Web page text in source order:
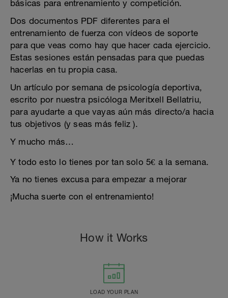
básicas para entrenamiento y competición.
Dos documentos PDF diferentes para el
entrenamiento de fuerza con vídeos de soporte
para que veas como hay que hacer cada ejercicio.
Estas sesiones están pensadas para que puedas
hacerlas en tu propia casa.
Un artículo por semana de psicología deportiva,
escrito por nuestra psicóloga Meritxell Bellatriu,
para ayudarte a que vayas aún más directo/a hacia
tus objetivos (y seas más feliz ).
Y mucho más…
Y todo esto lo tienes por tan solo 5€ a la semana.
Ya no tienes excusa para empezar a mejorar
¡Mucha suerte con el entrenamiento!
How it Works
LOAD YOUR PLAN